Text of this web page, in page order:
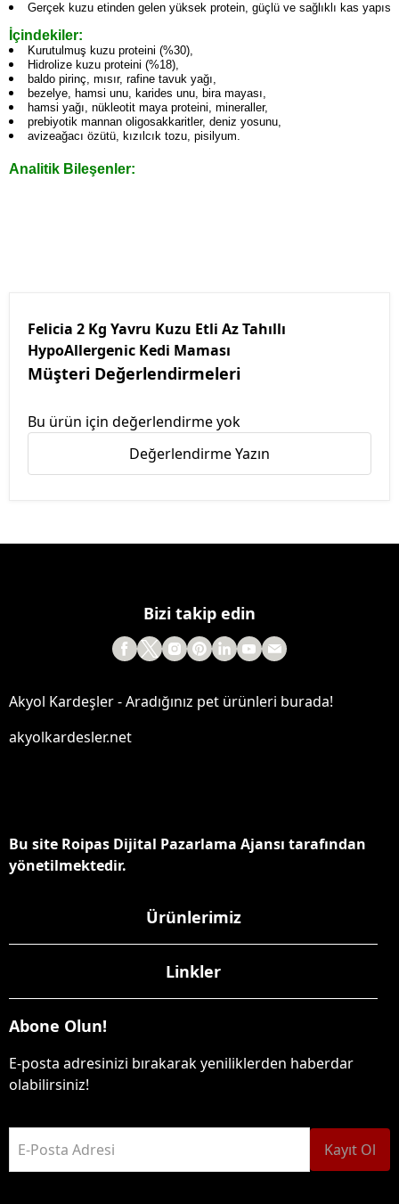
Gerçek kuzu etinden gelen yüksek protein, güçlü ve sağlıklı kas
İçindekiler:
Kurutulmuş kuzu proteini (%30),
Hidrolize kuzu proteini (%18),
baldo pirinç, mısır, rafine tavuk yağı,
bezelye, hamsi unu, karides unu, bira mayası,
hamsi yağı, nükleotit maya proteini, mineraller,
prebiyotik mannan oligosakkaritler, deniz yosunu,
avizeağacı özütü, kızılcık tozu, pisilyum.
Analitik Bileşenler:
Felicia 2 Kg Yavru Kuzu Etli Az Tahıllı
HypoAllergenic Kedi Maması
Müşteri Değerlendirmeleri
Bu ürün için değerlendirme yok
Değerlendirme Yazın
Bizi takip edin
Akyol Kardeşler - Aradığınız pet ürünleri burada!
akyolkardesler.net
Bu site Roipas Dijital Pazarlama Ajansı tarafından
yönetilmektedir.
Ürünlerimiz
Linkler
Abone Olun!
E-posta adresinizi bırakarak yeniliklerden haberdar
olabilirsiniz!
E-Posta Adresi Kayıt Ol